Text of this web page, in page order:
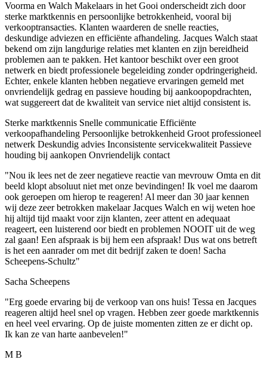
Voorma en Walch Makelaars in het Gooi onderscheidt zich door
sterke marktkennis en persoonlijke betrokkenheid, vooral bij
verkooptransacties. Klanten waarderen de snelle reacties,
deskundige adviezen en efficiënte afhandeling. Jacques Walch staat
bekend om zijn langdurige relaties met klanten en zijn bereidheid
problemen aan te pakken. Het kantoor beschikt over een groot
netwerk en biedt professionele begeleiding zonder opdringerigheid.
Echter, enkele klanten hebben negatieve ervaringen gemeld met
onvriendelijk gedrag en passieve houding bij aankoopopdrachten,
wat suggereert dat de kwaliteit van service niet altijd consistent is.
Sterke marktkennis Snelle communicatie Efficiënte
verkoopafhandeling Persoonlijke betrokkenheid Groot professioneel
netwerk Deskundig advies Inconsistente servicekwaliteitPassieve
houding bij aankopen Onvriendelijk contact
"Nou ik lees net de zeer negatieve reactie van mevrouw Omta en dit
beeld klopt absoluut niet met onze bevindingen! Ik voel me daarom
ook geroepen om hierop te reageren! Al meer dan 30 jaar kennen
wij deze zeer betrokken makelaar Jacques Walch en wij weten hoe
hij altijd tijd maakt voor zijn klanten, zeer attent en adequaat
reageert, een luisterend oor biedt en problemen NOOIT uit de weg
zal gaan! Een afspraak is bij hem een afspraak! Dus wat ons betreft
is het een aanrader om met dit bedrijf zaken te doen! Sacha
Scheepens-Schultz"
Sacha Scheepens
"Erg goede ervaring bij de verkoop van ons huis! Tessa en Jacques
reageren altijd heel snel op vragen. Hebben zeer goede marktkennis
en heel veel ervaring. Op de juiste momenten zitten ze er dicht op.
Ik kan ze van harte aanbevelen!"
M B